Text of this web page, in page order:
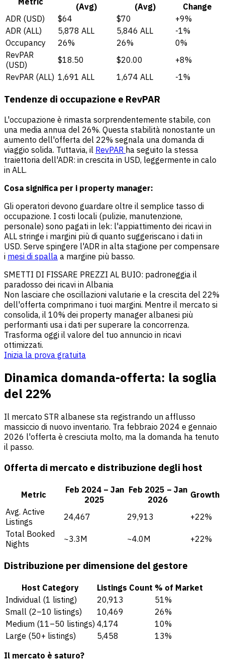
(Avg)
(Avg)
Change
ADR (USD)
$64 $70
+9%
ADR (ALL)
5,878 ALL 5,846 ALL
-1%
Occupancy
26% 26%
0%
RevPAR
(USD)
$18.50 $20.00
+8%
RevPAR (ALL) 1,691 ALL 1,674 ALL -1%
Tendenze di occupazione e RevPAR
L'occupazione è rimasta sorprendentemente stabile, con
una media annua del 26%. Questa stabilità nonostante un
aumento dell'offerta del 22% segnala una domanda di
viaggio solida. Tuttavia, il RevPAR ha seguito la stessa
traiettoria dell'ADR: in crescita in USD, leggermente in calo
in ALL.
Cosa significa per i property manager:
Gli operatori devono guardare oltre il semplice tasso di
occupazione. I costi locali (pulizie, manutenzione,
personale) sono pagati in lek: l'appiattimento dei ricavi in
ALL stringe i margini più di quanto suggeriscano i dati in
USD. Serve spingere l'ADR in alta stagione per compensare
i mesi di spalla a margine più basso.
SMETTI DI FISSARE PREZZI AL BUIO: padroneggia il
paradosso dei ricavi in Albania
Non lasciare che oscillazioni valutarie e la crescita del 22%
dell'offerta comprimano i tuoi margini. Mentre il mercato si
consolida, il 10% dei property manager albanesi più
performanti usa i dati per superare la concorrenza.
Trasforma oggi il valore del tuo annuncio in ricavi
ottimizzati.
Inizia la prova gratuita
Dinamica domanda-offerta: la soglia
del 22%
Il mercato STR albanese sta registrando un afflusso
massiccio di nuovo inventario. Tra febbraio 2024 e gennaio
2026 l'offerta è cresciuta molto, ma la domanda ha tenuto
il passo.
Offerta di mercato e distribuzione degli host
Metric
Feb 2024 – Jan
2025
Feb 2025 – Jan
2026
Growth
Avg. Active
Listings
24,467 29,913
+22%
Total Booked
Nights
~3.3M ~4.0M +22%
Distribuzione per dimensione del gestore
Host Category Listings Count % of Market
Individual (1 listing)
20,913
51%
Small (2–10 listings)
10,469
26%
Medium (11–50 listings) 4,174
10%
Large (50+ listings)
5,458
13%
Il mercato è saturo?